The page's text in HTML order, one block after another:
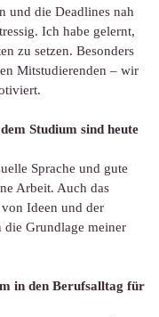
und die Deadlines nah
Ich habe gelernt,
zu setzen. Besonders
Mitstudierenden – wir
Studium sind heute
Sprache und gute
Arbeit. Auch das
Ideen und der
Grundlage meiner
in den Berufsalltag für